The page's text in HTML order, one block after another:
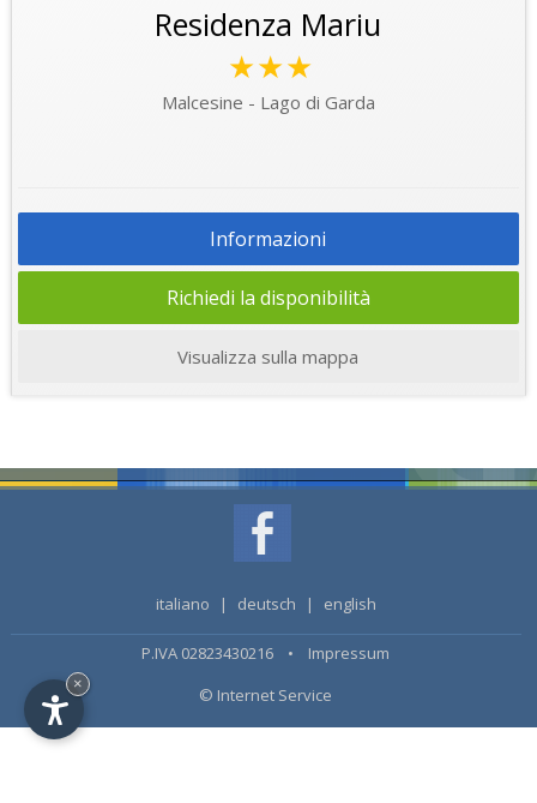
Residenza Mariu
★★★
Malcesine - Lago di Garda
Informazioni
Richiedi la disponibilità
Visualizza sulla mappa
italiano | deutsch | english
P.IVA 02823430216 • Impressum
© Internet Service
×